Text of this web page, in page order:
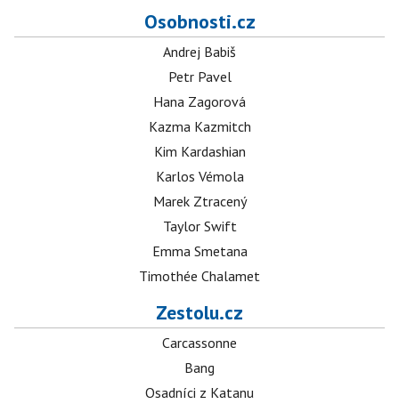
Osobnosti.cz
Andrej Babiš
Petr Pavel
Hana Zagorová
Kazma Kazmitch
Kim Kardashian
Karlos Vémola
Marek Ztracený
Taylor Swift
Emma Smetana
Timothée Chalamet
Zestolu.cz
Carcassonne
Bang
Osadníci z Katanu